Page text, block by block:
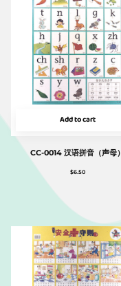
Add to cart
CC-0014 汉语拼音（声母）
$6.50